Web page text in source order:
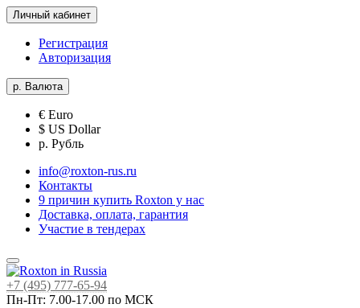
Личный кабинет
Регистрация
Авторизация
р. Валюта
€ Euro
$ US Dollar
р. Рубль
info@roxton-rus.ru
Контакты
9 причин купить Roxton у нас
Доставка, оплата, гарантия
Участие в тендерах
+7 (495) 777-65-94
Пн-Пт: 7.00-17.00 по МСК